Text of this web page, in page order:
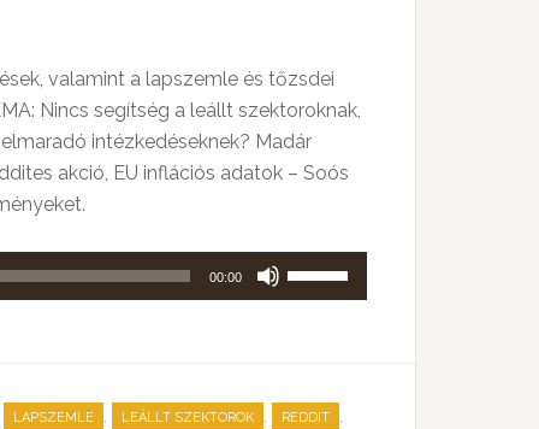
valamint a lapszemle és tőzsdei
Nincs segítség a leállt szektoroknak,
intézkedéseknek? Madár
akció, EU inflációs adatok – Soós
00:00
hangerő
illetőleg
a
LAPSZEMLE , LEÁLLT SZEKTOROK , REDDIT ,